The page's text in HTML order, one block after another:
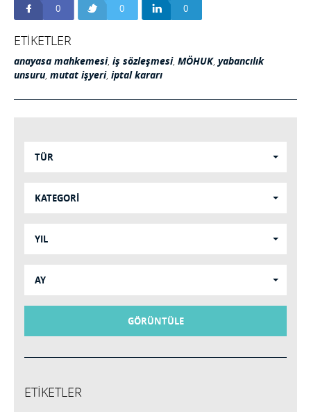
0 0 0
ETİKETLER
anayasa mahkemesi, iş sözleşmesi, MÖHUK, yabancılık
unsuru, mutat işyeri, iptal kararı
TÜR
KATEGORİ
YIL
AY
GÖRÜNTÜLE
ETİKETLER